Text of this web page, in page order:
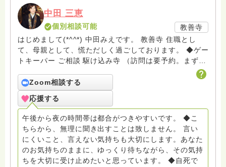
中田 三恵
個別相談可能
教善寺
はじめまして(*^^*) 中田みえです。 教善寺 住職とし
て、母親として、慌ただしく過ごしております。 ◆ゲー
トキーパー ご相談 駆け込み寺 （訪問は要予約。まずは
ターミナルケア、看取り、グリーフケア、希死念慮、自
死、産前産後うつ、育児、DV、デートDV、トラウマ、
PTSD、傾聴トレーナー、手話、要約筆記、行政相談
員、女性支援員、小学校 中学校支援員としても、ケア
サポートをしています。 ◆一般社団法人『グリーフケア
ともしび』理事長 【ともしび遺族会】運営 毎月 第１
金・昼夜2回開催（大阪駅前第3ビル） 14：00〜，18：
00〜 お問い合わせ申込⬇️こちらから
Zoom相談する
応援する
午後から夜の時間帯は都合がつきやすいです。 ◆こ
ちらから、無理に聞き出すことは致しません。 言い
にくいこと、言えない気持ちも大切にします。あなた
のお気持ちのままに、ゆっくり待ちながら、その気持
ちを大切に受け止めたいと思っています。 ◆自死で